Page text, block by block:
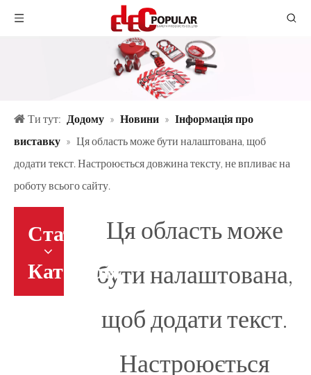
Ти тут: Додому » Новини » Інформація про
виставку » Ця область може бути налаштована, щоб
додати текст. Настроюється довжина тексту, не впливає на
роботу всього сайту.
Стаття
Категорія
Ця область може
бути налаштована,
щоб додати текст.
Настроюється